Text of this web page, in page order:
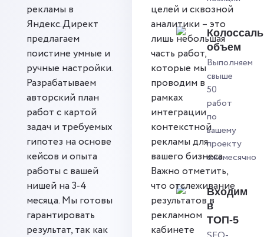
объем
Выполняем
свыше
50
работ
по
вашему
проекту
ежемесячно
Входим
в
ТОП-5
рекламы в
Яндекс.Директ
предлагаем
поистине умные и
ручные настройки.
Разрабатываем
авторский план
работ с картой
задач и требуемых
гипотез на основе
кейсов и опыта
работы с вашей
нишей на 3-4
месяца. Мы готовы
гарантировать
результат, так как
целей и сквозной
аналитики – это
лишь небольшая
часть работ,
которые мы
проводим в
рамках
интеграции
контекстной
рекламы для
вашего бизнеса.
Важно отметить,
что отслеживание
результатов в
рекламном
кабинете